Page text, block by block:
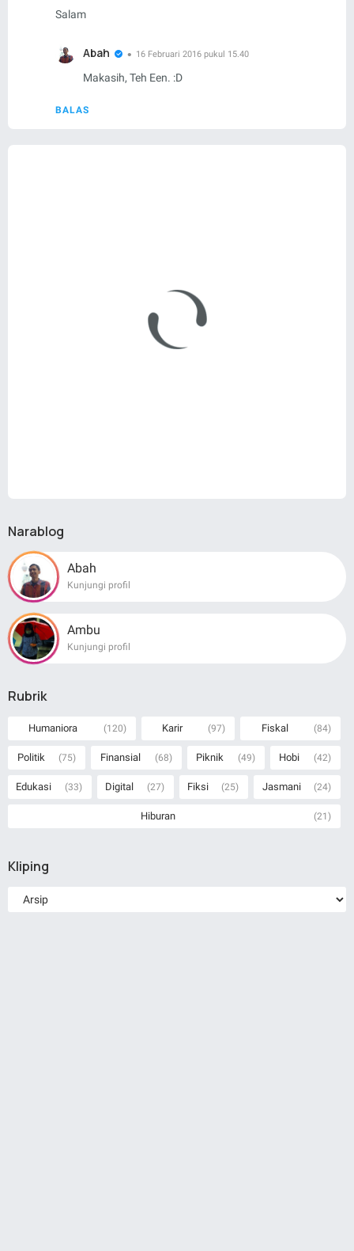
Salam
BALAS
Abah 16 Februari 2016 pukul 15.40
Makasih, Teh Een. :D
Narablog
Abah
Kunjungi profil
Ambu
Kunjungi profil
Rubrik
Humaniora (120) Karir (97) Fiskal (84)
Politik (75) Finansial (68) Piknik (49) Hobi (42)
Edukasi (33) Digital (27) Fiksi (25) Jasmani (24)
Hiburan (21)
Kliping